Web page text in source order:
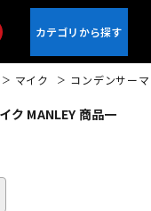
マイク コンデンサー
ク MANLEY 商品一